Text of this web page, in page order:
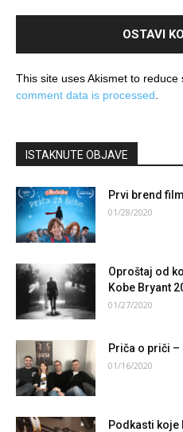
This site uses Akismet to reduce
comment data is processed
ISTAKNUTE OBJAVE
Prvi brend
01/28/2020
Oproštaj od
Kobe Bryant
01/27/2020
Priča o priči –
01/16/2020
Podkasti koje